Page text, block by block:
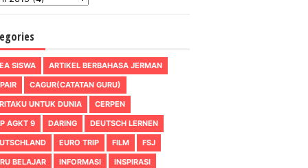
SISWA
ARTIKEL BERBAHASA JERMAN
CAGUR(CATATAN GURU)
UNTUK DUNIA
CERPEN
AGKT 9
DARING
DEUTSCH LERNEN
EURO TRIP FILM
FSJ
BELAJAR
INFORMASI
INSPIRASI